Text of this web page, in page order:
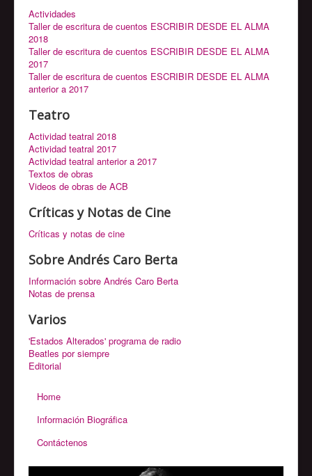
Actividades
Taller de escritura de cuentos ESCRIBIR DESDE EL ALMA
2018
Taller de escritura de cuentos ESCRIBIR DESDE EL ALMA
2017
Taller de escritura de cuentos ESCRIBIR DESDE EL ALMA
anterior a 2017
Teatro
Actividad teatral 2018
Actividad teatral 2017
Actividad teatral anterior a 2017
Textos de obras
Videos de obras de ACB
Críticas y Notas de Cine
Críticas y notas de cine
Sobre Andrés Caro Berta
Información sobre Andrés Caro Berta
Notas de prensa
Varios
'Estados Alterados' programa de radio
Beatles por siempre
Editorial
Home
Información Biográfica
Contáctenos